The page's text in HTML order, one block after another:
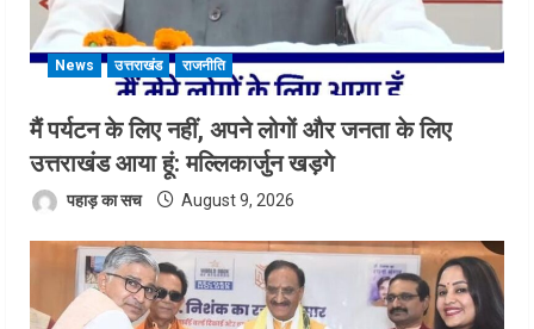
News उत्तराखंड राजनीति
मैं पर्यटन के लिए नहीं, अपने लोगों और जनता के लिए
उत्तराखंड आया हूं: मल्लिकार्जुन खड़गे
पहाड़ का सच August 9, 2026